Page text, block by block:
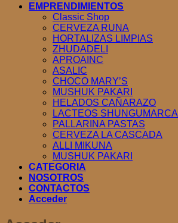
EMPRENDIMIENTOS
Classic Shop
CERVEZA RUNA
HORTALIZAS LIMPIAS
ZHUDADELI
APROAINC
ASALIC
CHOCO MARY’S
MUSHUK PAKARI
HELADOS CAÑARAZO
LACTEOS SHUNGUMARCA
PALLARINA PASTAS
CERVEZA LA CASCADA
ALLI MIKUNA
MUSHUK PAKARI
CATEGORIA
NOSOTROS
CONTACTOS
Acceder